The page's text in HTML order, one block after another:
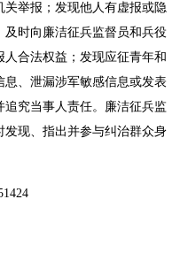
举报；发现他人有虚报或隐
时向廉洁征兵监督员和兵役
合法权益；发现应征青年和
、泄漏涉军敏感信息或发表
究当事人责任。廉洁征兵监
现、指出并参与纠治群众身